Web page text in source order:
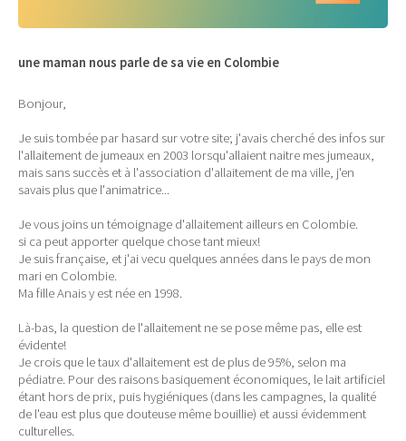
une maman nous parle de sa vie en Colombie
Bonjour,
Je suis tombée par hasard sur votre site; j'avais cherché des infos sur
l'allaitement de jumeaux en 2003 lorsqu'allaient naitre mes jumeaux,
mais sans succès et à l'association d'allaitement de ma ville, j'en
savais plus que l'animatrice...
Je vous joins un témoignage d'allaitement ailleurs en Colombie.
si ca peut apporter quelque chose tant mieux!
Je suis française, et j'ai vecu quelques années dans le pays de mon
mari en Colombie.
Ma fille Anais y est née en 1998.
Là-bas, la question de l'allaitement ne se pose même pas, elle est
évidente!
Je crois que le taux d'allaitement est de plus de 95%, selon ma
pédiatre. Pour des raisons basiquement économiques, le lait artificiel
étant hors de prix, puis hygiéniques (dans les campagnes, la qualité
de l'eau est plus que douteuse même bouillie) et aussi évidemment
culturelles.